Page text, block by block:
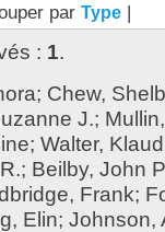
par Type |
: 1.
; Chew,
J.;
; Walter,
; Beilby, John
Frank;
Elin; Johnson,